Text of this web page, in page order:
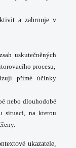
a zahrnuje v
uskutečněných
procesu,
přímé účinky
nebo dlouhodobé
situaci, na kterou
ukazatele,